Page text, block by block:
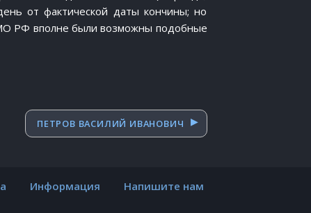
от фактической даты кончины; но
РФ вполне были возможны подобные
ПЕТРОВ ВАСИЛИЙ ИВАНОВИЧ
Информация Напишите нам